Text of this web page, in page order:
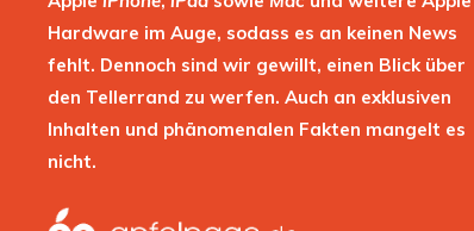
Hardware im Auge, sodass es an keinen News
fehlt. Dennoch sind wir gewillt, einen Blick über
den Tellerrand zu werfen. Auch an exklusiven
Inhalten und phänomenalen Fakten mangelt es
nicht.